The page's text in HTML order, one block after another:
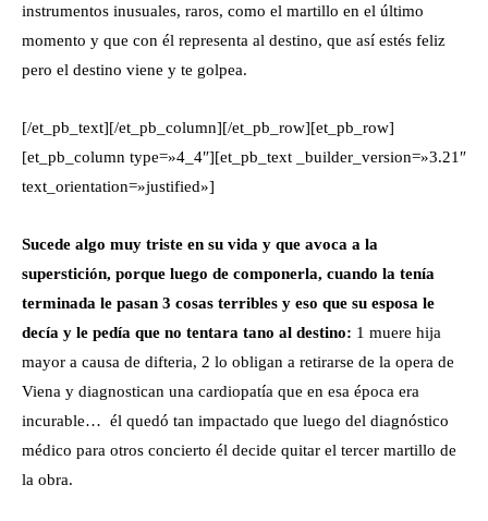
instrumentos inusuales, raros, como el martillo en el último
momento y que con él representa al destino, que así estés feliz
pero el destino viene y te golpea.
[/et_pb_text][/et_pb_column][/et_pb_row][et_pb_row]
[et_pb_column type=»4_4″][et_pb_text _builder_version=»3.21″
text_orientation=»justified»]
Sucede algo muy triste en su vida y que avoca a la
superstición, porque luego de componerla, cuando la tenía
terminada le pasan 3 cosas terribles y eso que su esposa le
decía y le pedía que no tentara tano al destino: 1 muere hija
mayor a causa de difteria, 2 lo obligan a retirarse de la opera de
Viena y diagnostican una cardiopatía que en esa época era
incurable… él quedó tan impactado que luego del diagnóstico
médico para otros concierto él decide quitar el tercer martillo de
la obra.